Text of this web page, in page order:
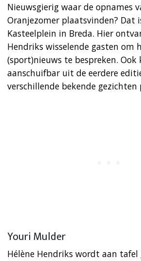
Nieuwsgierig waar de opnames
Oranjezomer plaatsvinden? Dat
Kasteelplein in Breda. Hier
Hendriks wisselende gasten om
(sport)nieuws te bespreken. Ook
aanschuifbar uit de eerdere
verschillende bekende gezichten
Youri Mulder
Hélène Hendriks wordt aan tafel